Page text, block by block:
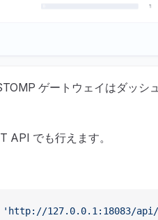
ゲートウェイはダッシ
API でも行えます。
'http://127.0.0.1:18083/api/